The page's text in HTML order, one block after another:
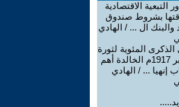
التبعية الاقتصادية
بشروط صندوق
والبنك ال ... / الهادي
المئوية لثورة
أكتوبر 1917م الخالدة أهم
إنهيا ... / الهادي